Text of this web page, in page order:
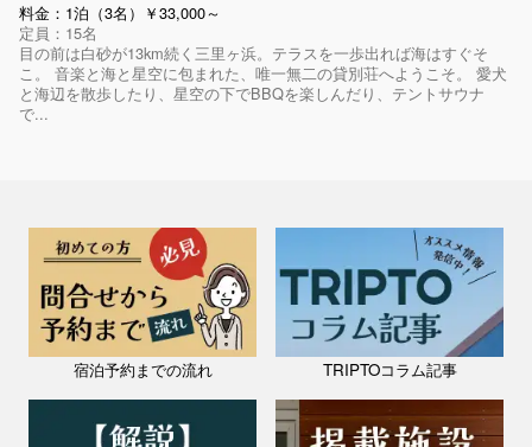
料金：1泊（3名）￥33,000～
定員：15名
目の前は白砂が13km続く三里ヶ浜。テラスを一歩出れば海はすぐそ
こ。 音楽と海と星空に包まれた、唯一無二の貸別荘へようこそ。 愛犬
と海辺を散歩したり、星空の下でBBQを楽しんだり、テントサウナ
で...
宿泊予約までの流れ TRIPTOコラム記事